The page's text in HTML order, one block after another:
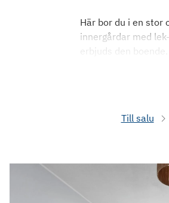
Här bor du i en stor
innergårdar med
erbjuds den
Till salu